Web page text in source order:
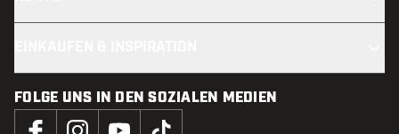
FOLGE UNS IN DEN SOZIALEN MEDIEN